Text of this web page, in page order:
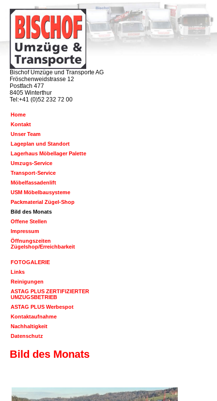
Bischof Umzüge und Transporte AG
Fröschenweidstrasse 12
Postfach 477
8405 Winterthur
Tel:+41 (0)52 232 72 00
Home
Kontakt
Unser Team
Lageplan und Standort
Lagerhaus Möbellager Palette
Umzugs-Service
Transport-Service
Möbelfassadenlift
USM Möbelbausysteme
Packmaterial Zügel-Shop
Bild des Monats
Offene Stellen
Impressum
Öffnungszeiten
Zügelshop/Erreichbarkeit
FOTOGALERIE
Links
Reinigungen
ASTAG PLUS ZERTIFIZIERTER
UMZUGSBETRIEB
ASTAG PLUS Werbespot
Kontaktaufnahme
Nachhaltigkeit
Datenschutz
Bild des Monats